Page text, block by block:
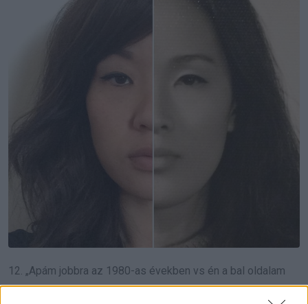
12. „Apám jobbra az 1980-as években vs én a bal oldalam
2015-ben”